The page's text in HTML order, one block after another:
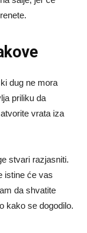
dug ne mora
priliku da
vrata iza
stvari razjasniti.
istine će vas
da shvatite
kako se dogodilo.